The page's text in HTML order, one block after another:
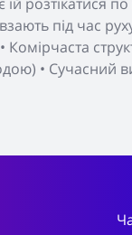
під час
• Сучасний